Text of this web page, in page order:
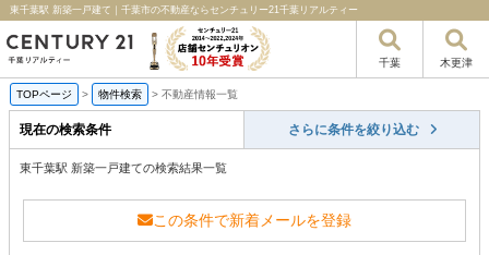
東千葉駅 新築一戸建て｜千葉市の不動産ならセンチュリー21千葉リアルティー
千葉 木更津
TOPページ > 物件検索 > 不動産情報一覧
現在の検索条件 さらに条件を絞り込む
東千葉駅 新築一戸建ての検索結果一覧
この条件で新着メールを登録